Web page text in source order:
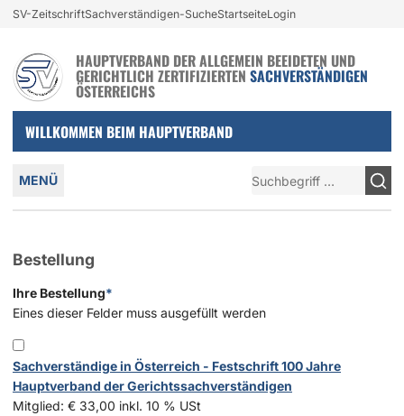
Login und nützliche Links
SV-ZeitschriftSachverständigen-SucheStartseiteLogin
HAUPTVERBAND DER ALLGEMEIN BEEIDETEN UND
GERICHTLICH ZERTIFIZIERTEN SACHVERSTÄNDIGEN
ÖSTERREICHS
WILLKOMMEN BEIM HAUPTVERBAND
Hauptmenü
MENÜ
Bestellung
Ihre Bestellung*
Eines dieser Felder muss ausgefüllt werden
Sachverständige in Österreich - Festschrift 100 Jahre
Hauptverband der Gerichtssachverständigen
Mitglied: € 33,00 inkl. 10 % USt